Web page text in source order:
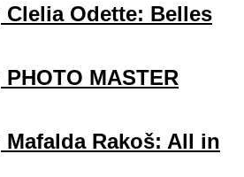
Odette: Belles
MASTER
Rakoš: All in